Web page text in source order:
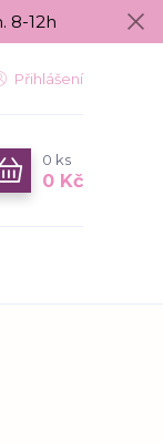
8-12h
Přihlášení
0 ks
0 Kč